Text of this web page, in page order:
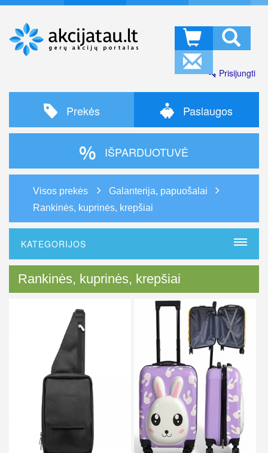
Prisijungti
Prekės Paslaugos
IŠPARDUOTUVĖ
Visos prekės
Galanterija, papuošalai
Rankinės, kuprinės, krepšiai
KATEGORIJOS
Rankinės, kuprinės, krepšiai